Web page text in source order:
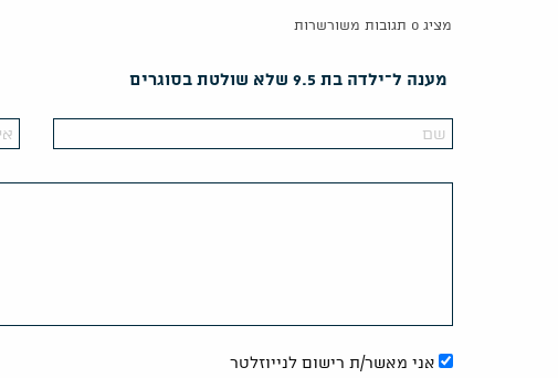
מציג 0 תגובות משורשרות
מענה ל־ילדה בת 9.5 שלא שולטת בסוגרים
אני מאשר/ת רישום לנייוזלטר